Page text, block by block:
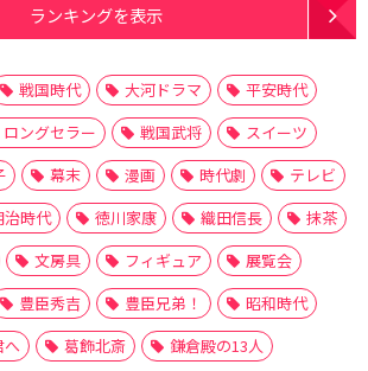
ランキングを表示
戦国時代 大河ドラマ
平安時代
ロングセラー 戦国武将
スイーツ
幕末 漫画 時代劇
テレビ
治時代 徳川家康 織田信長
抹茶
文房具 フィギュア
展覧会
豊臣秀吉 豊臣兄弟！
昭和時代
へ
葛飾北斎 鎌倉殿の13人